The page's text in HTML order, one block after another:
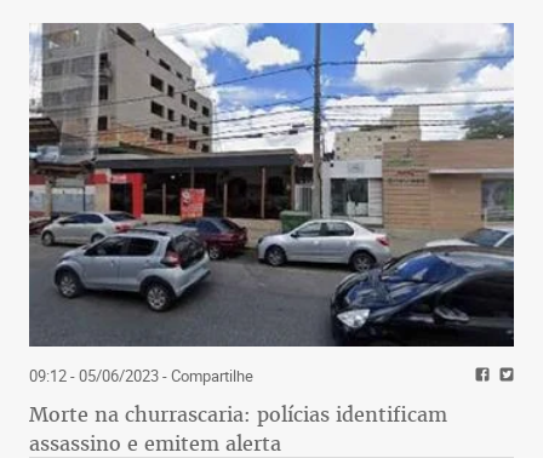
09:12 - 05/06/2023- Compartilhe
Morte na churrascaria: polícias identificam
assassino e emitem alerta